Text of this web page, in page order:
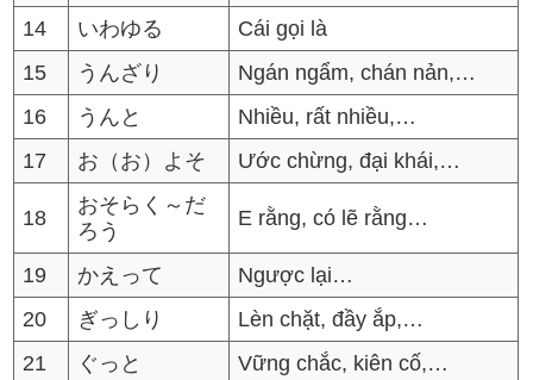
14
いわゆる
Cái gọi là
15
うんざり
Ngán ngẩm, chán nản,…
16
うんと
Nhiều, rất nhiều,…
17
お（お）よそ Ước chừng, đại khái,…
18
おそらく～だ
ろう
E rằng, có lẽ rằng…
19 かえって
Ngược lại…
20
ぎっしり
Lèn chặt, đầy ắp,…
21
ぐっと
Vững chắc, kiên cố,…